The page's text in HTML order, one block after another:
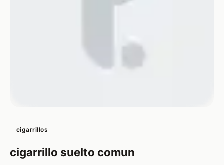
cigarrillos
cigarrillo suelto comun